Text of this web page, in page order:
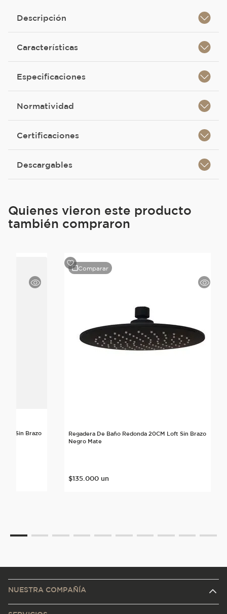
Descripción
Características
Especificaciones
Normatividad
Certificaciones
Descargables
Quienes vieron este producto
también compraron
Sin Brazo
Comparar
Regadera De Baño Redonda 20CM Loft Sin Brazo
Negro Mate
$135.000 un
NUESTRA COMPAÑÍA